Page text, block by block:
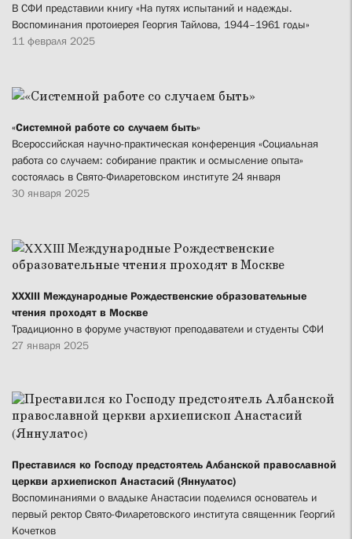
В СФИ представили книгу «На путях испытаний и надежды.
Воспоминания протоиерея Георгия Тайлова, 1944–1961 годы»
11 февраля 2025
«Системной работе со случаем быть»
Всероссийская научно-практическая конференция «Социальная
работа со случаем: собирание практик и осмысление опыта»
состоялась в Свято-Филаретовском институте 24 января
30 января 2025
XXXIII Международные Рождественские образовательные
чтения проходят в Москве
Традиционно в форуме участвуют преподаватели и студенты СФИ
27 января 2025
Преставился ко Господу предстоятель Албанской православной
церкви архиепископ Анастасий (Яннулатос)
Воспоминаниями о владыке Анастасии поделился основатель и
первый ректор Свято-Филаретовского института священник Георгий
Кочетков